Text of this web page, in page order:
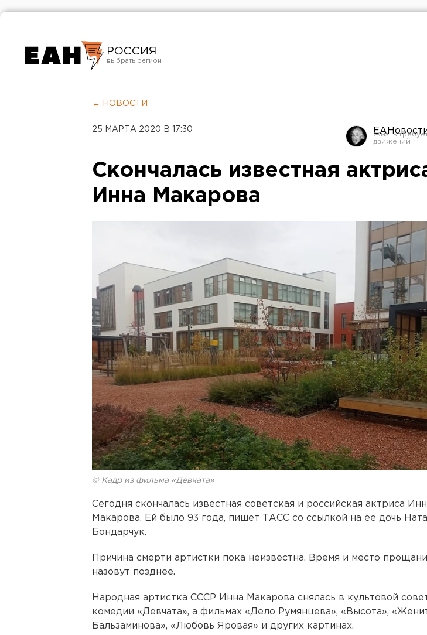
РОССИЯ
Челябинск
← НОВОСТИ
25 МАРТА 2020 В 17:30
Скончалась известная
Инна Макарова
© Кадр из фильма «Девчата»
Сегодня скончалась известная советская и российская актриса
Макарова. Ей было 93 года, пишет ТАСС со ссылкой на ее дочь
Бондарчук.
Причина смерти артистки пока неизвестна. Время и место
назовут позднее.
Народная артистка СССР Инна Макарова снялась в культовой
комедии «Девчата», а фильмах «Дело Румянцева», «Высота»,
Бальзаминова», «Любовь Яровая» и других картинах.